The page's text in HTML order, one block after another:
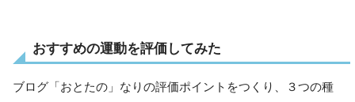
おすすめの運動を評価してみた
ブログ「おとたの」なりの評価ポイントをつくり、３つの種